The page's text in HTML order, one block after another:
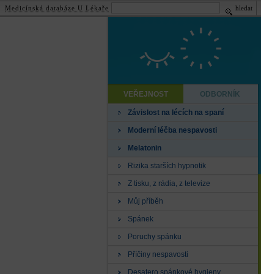
VEŘEJNOST
ODBORNÍK
Závislost na lécích na spaní
Moderní léčba nespavosti
Melatonin
Rizika starších hypnotik
Z tisku, z rádia, z televize
Můj příběh
Spánek
Poruchy spánku
Příčiny nespavosti
Desatero spánkové hygieny
Medicínská databáze U Lékaře hledat